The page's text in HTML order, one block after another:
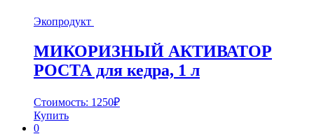
Экопродукт
МИКОРИЗНЫЙ АКТИВАТОР
РОСТА для кедра, 1 л
Стоимость: 1250₽
Купить
0